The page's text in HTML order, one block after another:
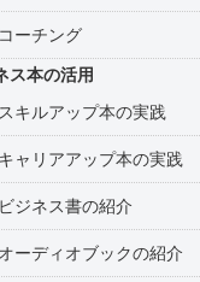
ーチング
ス本の活用
キルアップ本の実践
ャリアアップ本の実践
ジネス書の紹介
ーディオブックの紹介